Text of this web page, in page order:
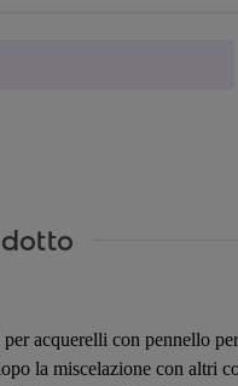
acquerelli con pennello
la miscelazione con altri